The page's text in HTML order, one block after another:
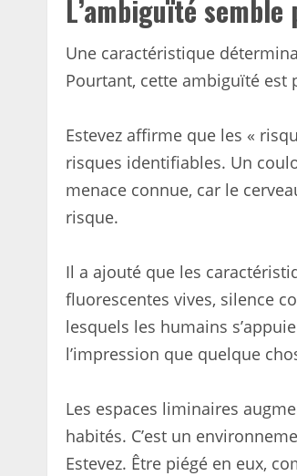
L’ambiguïté
Une caractéristique
Pourtant, cette ambiguïté
Estevez affirme que les «
risques identifiables. Un
menace connue, car le
risque.
Il a ajouté que les
fluorescentes vives, silence
lesquels les humains
l’impression que quelque
Les espaces liminaires
habités. C’est un
Estevez. Être piégé en eux,